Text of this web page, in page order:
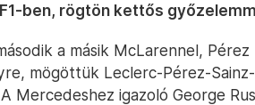
ben, rögtön kettős
a másik McLarennel,
mögöttük Leclerc-Pérez-
Mercedeshez igazoló George